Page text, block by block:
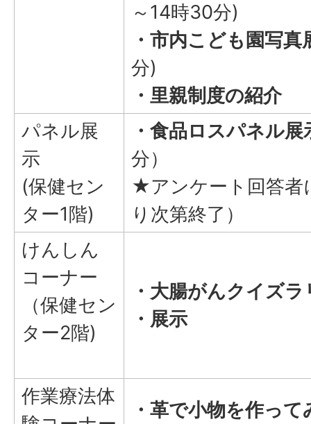
～14時30分)
・市内こども園写
分)
・里親制度の紹介
パネル展
示
(保健セン
ター1階)
・食品ロスパネル展
分）
★アンケート回答者
り次第終了）
けんしん
コーナー
（保健セン
ター2階)
・大腸がんクイズラ
・展示
作業療法体
・革で小物を作っ